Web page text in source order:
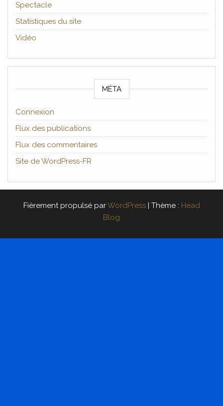
Spectacle
Statistiques du site
Vidéo
MÉTA
Connexion
Flux des publications
Flux des commentaires
Site de WordPress-FR
Fièrement propulsé parWordPress | Thème : Head
Blog